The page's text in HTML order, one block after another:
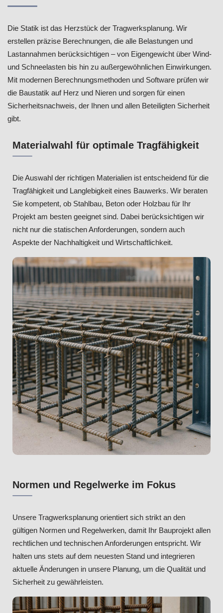
Die Statik ist das Herzstück der Tragwerksplanung. Wir
erstellen präzise Berechnungen, die alle Belastungen und
Lastannahmen berücksichtigen – von Eigengewicht über Wind-
und Schneelasten bis hin zu außergewöhnlichen Einwirkungen.
Mit modernen Berechnungsmethoden und Software prüfen wir
die Baustatik auf Herz und Nieren und sorgen für einen
Sicherheitsnachweis, der Ihnen und allen Beteiligten Sicherheit
gibt.
Materialwahl für optimale Tragfähigkeit
Die Auswahl der richtigen Materialien ist entscheidend für die
Tragfähigkeit und Langlebigkeit eines Bauwerks. Wir beraten
Sie kompetent, ob Stahlbau, Beton oder Holzbau für Ihr
Projekt am besten geeignet sind. Dabei berücksichtigen wir
nicht nur die statischen Anforderungen, sondern auch
Aspekte der Nachhaltigkeit und Wirtschaftlichkeit.
Normen und Regelwerke im Fokus
Unsere Tragwerksplanung orientiert sich strikt an den
gültigen Normen und Regelwerken, damit Ihr Bauprojekt allen
rechtlichen und technischen Anforderungen entspricht. Wir
halten uns stets auf dem neuesten Stand und integrieren
aktuelle Änderungen in unsere Planung, um die Qualität und
Sicherheit zu gewährleisten.